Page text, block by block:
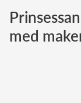
med